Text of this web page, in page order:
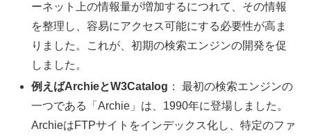
ーネット上の情報量が増加するにつれて、その情報
を整理し、容易にアクセス可能にする必要性が高ま
りました。これが、初期の検索エンジンの開発を促
しました。
例えばArchieとW3Catalog ： 最初の検索エンジンの
一つである「Archie」は、1990年に登場しました。
ArchieはFTPサイトをインデックス化し、特定のファ